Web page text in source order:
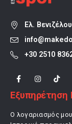
Ελ.
+30 2510
Ο λογαριασμός μου